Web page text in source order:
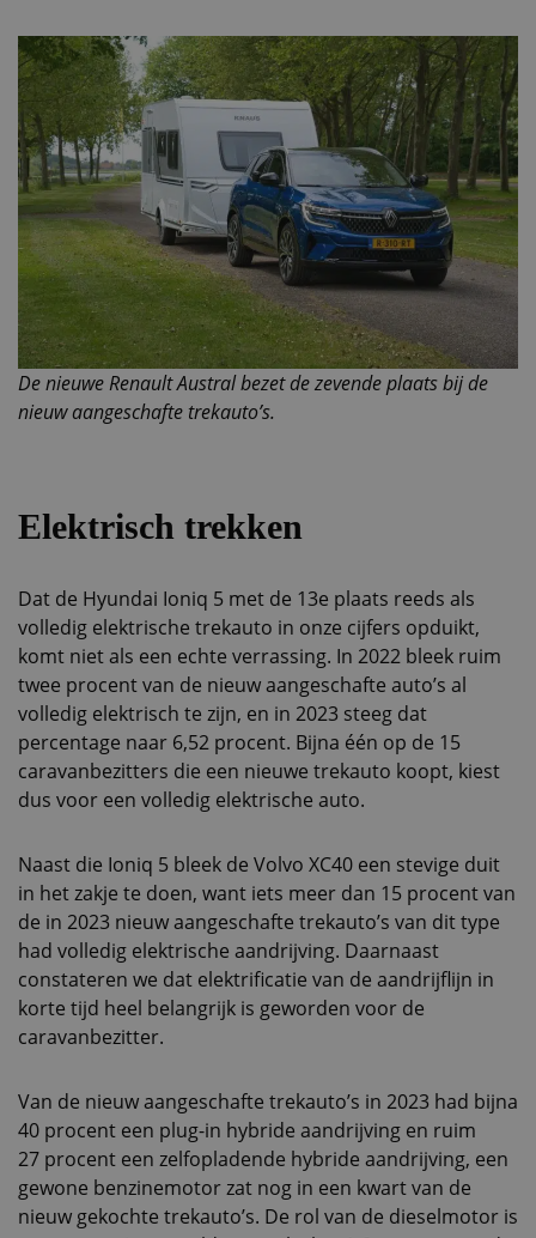
De nieuwe Renault Austral bezet de zevende plaats bij de
nieuw aangeschafte trekauto’s.
Elektrisch trekken
Dat de Hyundai Ioniq 5 met de 13e plaats reeds als
volledig elektrische trekauto in onze cijfers opduikt,
komt niet als een echte verrassing. In 2022 bleek ruim
twee procent van de nieuw aangeschafte auto’s al
volledig elektrisch te zijn, en in 2023 steeg dat
percentage naar 6,52 procent. Bijna één op de 15
caravanbezitters die een nieuwe trekauto koopt, kiest
dus voor een volledig elektrische auto.
Naast die Ioniq 5 bleek de Volvo XC40 een stevige duit
in het zakje te doen, want iets meer dan 15 procent van
de in 2023 nieuw aangeschafte trekauto’s van dit type
had volledig elektrische aandrijving. Daarnaast
constateren we dat elektrificatie van de aandrijflijn in
korte tijd heel belangrijk is geworden voor de
caravanbezitter.
Van de nieuw aangeschafte trekauto’s in 2023 had bijna
40 procent een plug-in hybride aandrijving en ruim
27 procent een zelfopladende hybride aandrijving, een
gewone benzinemotor zat nog in een kwart van de
nieuw gekochte trekauto’s. De rol van de dieselmotor is